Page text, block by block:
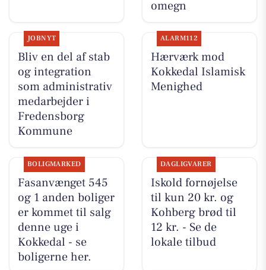
omegn
JOBNYT
Bliv en del af stab
og integration
som administrativ
medarbejder i
Fredensborg
Kommune
ALARM112
Hærværk mod
Kokkedal Islamisk
Menighed
BOLIGMARKED
Fasanvænget 545
og 1 anden boliger
er kommet til salg
denne uge i
Kokkedal - se
boligerne her.
DAGLIGVARER
Iskold fornøjelse
til kun 20 kr. og
Kohberg brød til
12 kr. - Se de
lokale tilbud